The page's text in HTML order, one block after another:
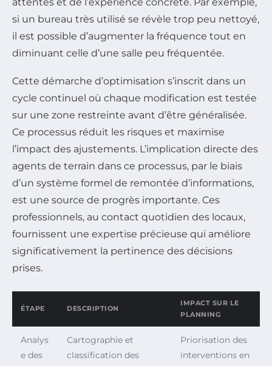
attentes et de l’expérience concrète. Par exemple,
si un bureau très utilisé se révèle trop peu nettoyé,
il est possible d’augmenter la fréquence tout en
diminuant celle d’une salle peu fréquentée.
Cette démarche d’optimisation s’inscrit dans un
cycle continuel où chaque modification est testée
sur une zone restreinte avant d’être généralisée.
Ce processus réduit les risques et maximise
l’impact des ajustements. L’implication directe des
agents de terrain dans ce processus, par le biais
d’un système formel de remontée d’informations,
est une source de progrès importante. Ces
professionnels, au contact quotidien des locaux,
fournissent une expertise précieuse qui améliore
significativement la pertinence des décisions
prises.
ÉTAPE DESCRIPTION
IMPACT SUR LE
PLANNING
Analys
e des
Cartographie et
classification des
Priorisation des
interventions en